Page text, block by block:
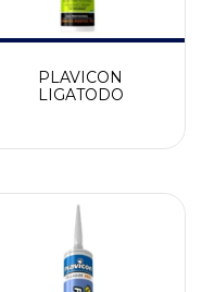
PLAVICON
LIGATODO